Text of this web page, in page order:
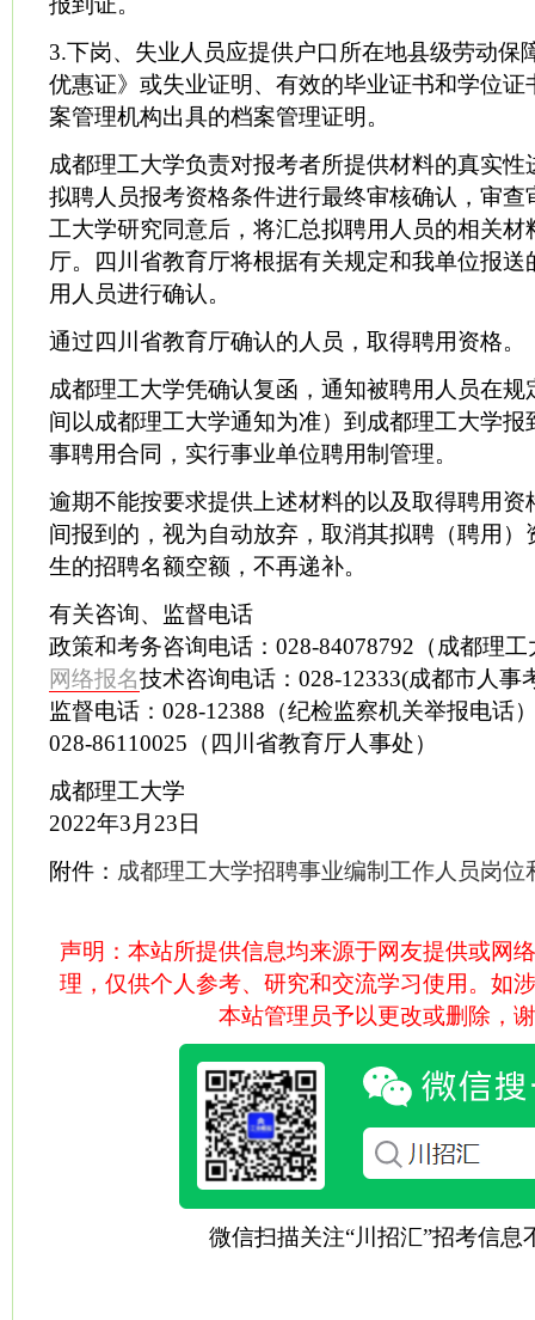
3.下岗、失业人员应提供户口所在地县级劳动保
优惠证》或失业证明、有效的毕业证书和学位证
案管理机构出具的档案管理证明。
成都理工大学负责对报考者所提供材料的真实
拟聘人员报考资格条件进行最终审核确认，审查
工大学研究同意后，将汇总拟聘用人员的相关材
厅。四川省教育厅将根据有关规定和我单位报
用人员进行确认。
通过四川省教育厅确认的人员，取得聘用资格。
成都理工大学凭确认复函，通知被聘用人员在
间以成都理工大学通知为准）到成都理工大学报
事聘用合同，实行事业单位聘用制管理。
逾期不能按要求提供上述材料的以及取得聘用资
间报到的，视为自动放弃，取消其拟聘（聘用）
生的招聘名额空额，不再递补。
有关咨询、监督电话
政策和考务咨询电话：028-84078792（成都理
网络报名技术咨询电话：028-12333(成都市人事
监督电话：028-12388（纪检监察机关举报电话
028-86110025（四川省教育厅人事处）
成都理工大学
2022年3月23日
附件： 成都理工大学招聘事业编制工作人员岗位
声明：本站所提供信息均来源于网友提供或网
理，仅供个人参考、研究和交流学习使用。如
本站管理员予以更改或删除，
微信扫描关注“川招汇”招考信息